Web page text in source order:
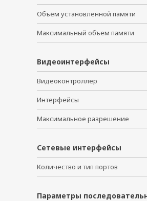
Объём установленной памяти
Максимальный объем памяти
Видеоинтерфейсы
Видеоконтроллер
Интерфейсы
Максимальное разрешение
Сетевые интерфейсы
Количество и тип портов
Параметры